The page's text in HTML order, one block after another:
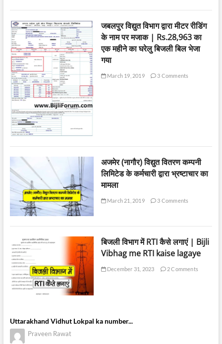
जबलपुर विद्युत विभाग द्वारा मीटर रीडिंग
के नाम पर मजाक | Rs.28,963 का
एक महीने का घरेलु बिजली बिल भेजा
गया
March 19, 2019 3 Comments
अजमेर (नागौर) विद्युत वितरण कम्पनी
लिमिटेड के कर्मचारी द्वारा भ्रष्टाचार का
मामला
March 21, 2019 3 Comments
बिजली विभाग में RTI कैसे लगाएं | Bijli
Vibhag me RTI kaise lagaye
December 31, 2023 2 Comments
Uttarakhand Vidhut Lokpal ka number...
Praveen Rawat